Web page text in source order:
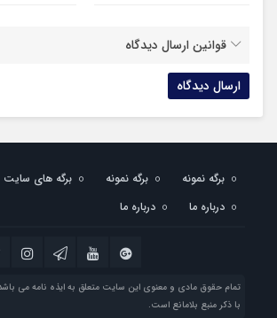
قوانین ارسال دیدگاه
برگه نمونه برگه نمونه برگه های سایت
درباره ما
درباره ما
تمام حقوق مادی و معنوی این سایت متعلق به ایذه نامه می
با ذکر منبع بلامانع است.